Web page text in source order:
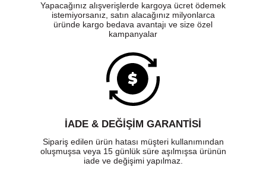
Yapacağınız alışverişlerde kargoya ücret ödemek
istemiyorsanız, satın alacağınız milyonlarca
üründe kargo bedava avantajı ve size özel
kampanyalar
İADE & DEĞİŞİM GARANTİSİ
Sipariş edilen ürün hatası müşteri kullanımından
oluşmuşsa veya 15 günlük süre aşılmışsa ürünün
iade ve değişimi yapılmaz.